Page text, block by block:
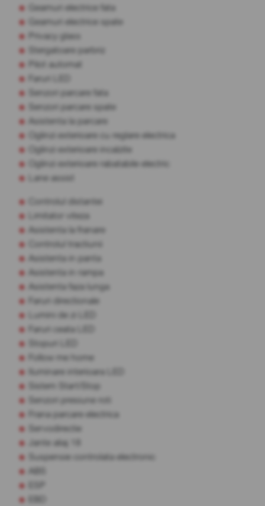
Geamuri electrice fata
Geamuri electrice spate
Privacy glass
Stergatoare parbriz
Pilot automat
Faruri LED
Senzori parcare fata
Senzori parcare spate
Asistenta la parcare
Oglinzi exterioare cu reglare electrica
Oglinzi exterioare incalzite
Oglinzi exterioare rabatabile electric
Lane assist
Controlul distantei
Limitator viteza
Asistenta la franare
Controlul tractiunii
Asistenta in panta
Asistenta in rampa
Asistenta faza lunga
Faruri directionale
Lumini de zi LED
Faruri ceata LED
Stopuri LED
Follow me home
Iluminare interioara LED
Sistem Start/Stop
Senzori presiune roti
Frana parcare electrica
Servodirectie
Jante aliaj 18
Suspensie controlata electronic
ABS
EBD